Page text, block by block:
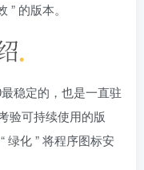
的版本。
稳定的，也是一直驻
验可持续使用的版
绿化 ” 将程序图标安